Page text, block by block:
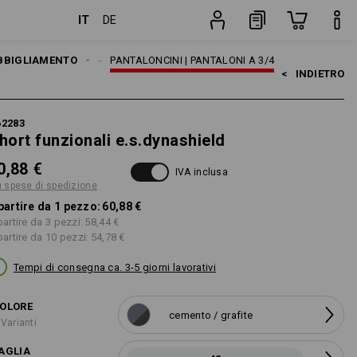
IT DE
PANTALONCINI | PANTALONI A 3/4
PANTALONI
< INDIETRO
funzionali e.s.dynashield
€
spese di spedizione
IVA inclusa
da 1 pezzo: 60,88 €
da 3 pezzi: 58,44 €
da 10 pezzi: 54,78 €
Tempi di consegna ca. 3-5 giorni lavorativi
cemento / grafite